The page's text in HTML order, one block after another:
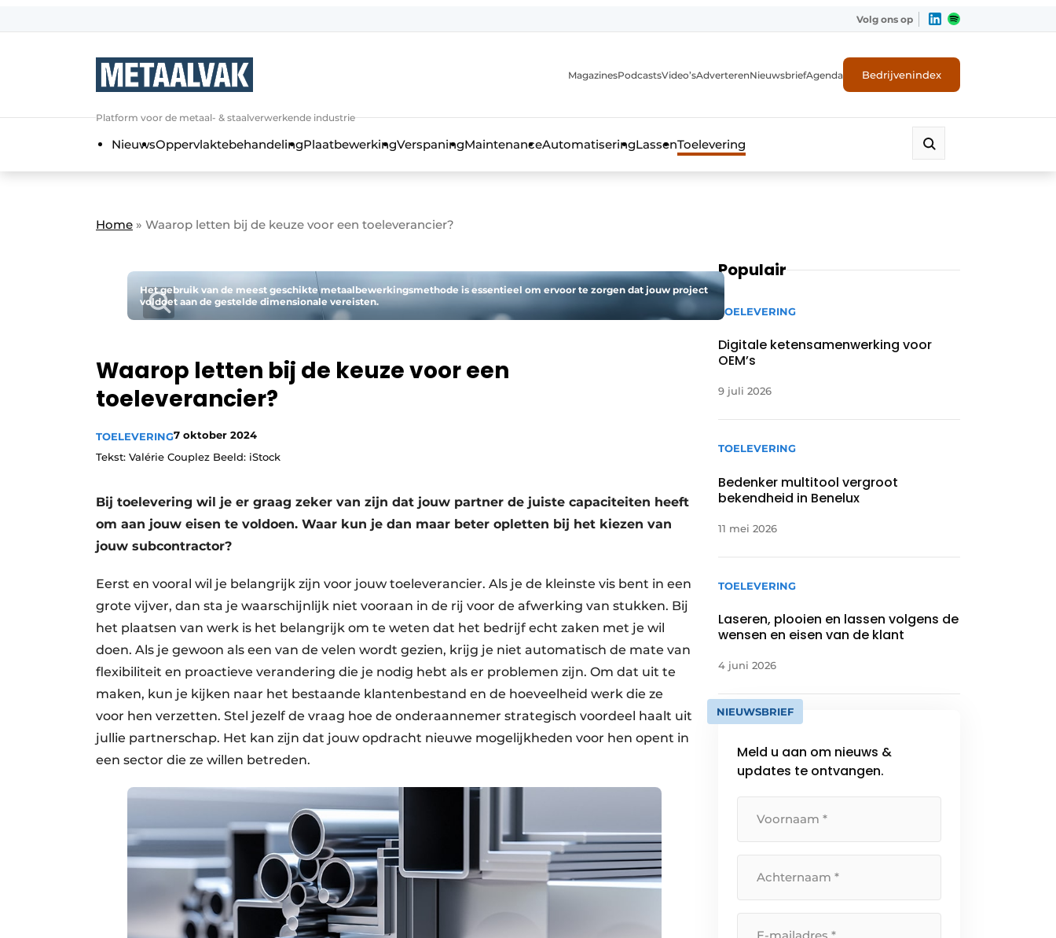
Algemene voorwaarden
Direct contact
Nieuwsbrief
Podcasts
Vacature aanmelden
Vacatures
Volg ons op
Platform voor de metaal- & staalverwerkende industrie
MagazinesPodcastsVideo’sAdverterenNieuwsbriefAgenda Bedrijvenindex
NieuwsOppervlaktebehandelingPlaatbewerkingVerspaningMaintenanceAutomatiseringLassenToelevering
Home » Waarop letten bij de keuze voor een toeleverancier?
Het gebruik van de meest geschikte metaalbewerkingsmethode is essentieel om ervoor te zorgen dat jouw project
voldoet aan de gestelde dimensionale vereisten.
Waarop letten bij de keuze voor een
toeleverancier?
TOELEVERING7 oktober 2024
Tekst: Valérie Couplez Beeld: iStock
Bij toelevering wil je er graag zeker van zijn dat jouw partner de juiste capaciteiten heeft
om aan jouw eisen te voldoen. Waar kun je dan maar beter opletten bij het kiezen van
jouw subcontractor?
Eerst en vooral wil je belangrijk zijn voor jouw toeleverancier. Als je de kleinste vis bent in een
grote vijver, dan sta je waarschijnlijk niet vooraan in de rij voor de afwerking van stukken. Bij
het plaatsen van werk is het belangrijk om te weten dat het bedrijf echt zaken met je wil
doen. Als je gewoon als een van de velen wordt gezien, krijg je niet automatisch de mate van
flexibiliteit en proactieve verandering die je nodig hebt als er problemen zijn. Om dat uit te
maken, kun je kijken naar het bestaande klantenbestand en de hoeveelheid werk die ze
voor hen verzetten. Stel jezelf de vraag hoe de onderaannemer strategisch voordeel haalt uit
jullie partnerschap. Het kan zijn dat jouw opdracht nieuwe mogelijkheden voor hen opent in
een sector die ze willen betreden.
Populair
TOELEVERING
Digitale ketensamenwerking voor
OEM’s
9 juli 2026
TOELEVERING
Bedenker multitool vergroot
bekendheid in Benelux
11 mei 2026
TOELEVERING
Laseren, plooien en lassen volgens de
wensen en eisen van de klant
4 juni 2026
NIEUWSBRIEF
Meld u aan om nieuws &
updates te ontvangen.